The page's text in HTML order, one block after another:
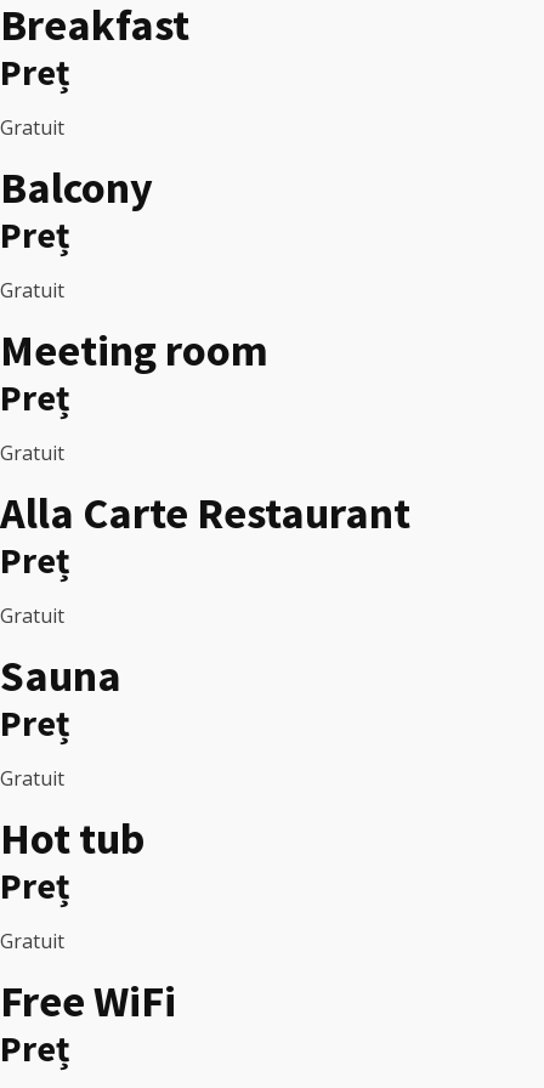
Breakfast
Preț
Gratuit
Balcony
Preț
Gratuit
Meeting room
Preț
Gratuit
Alla Carte Restaurant
Preț
Gratuit
Sauna
Preț
Gratuit
Hot tub
Preț
Gratuit
Free WiFi
Preț